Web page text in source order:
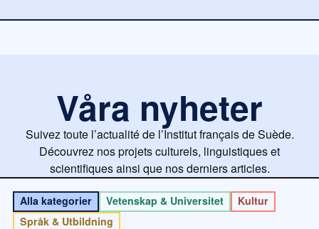
Våra nyheter
Suivez toute l’actualité de l’Institut français de Suède.
Découvrez nos projets culturels, linguistiques et
scientifiques ainsi que nos derniers articles.
Alla kategorier Vetenskap & Universitet
Kultur
Språk & Utbildning